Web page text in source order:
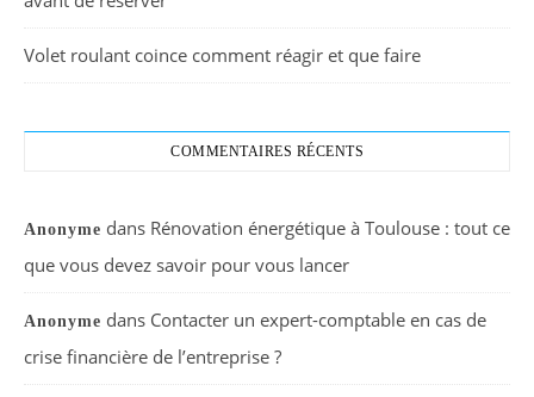
Volet roulant coince comment réagir et que faire
COMMENTAIRES RÉCENTS
Anonyme dans Rénovation énergétique à Toulouse : tout ce
que vous devez savoir pour vous lancer
Anonyme dans Contacter un expert-comptable en cas de
crise financière de l’entreprise ?